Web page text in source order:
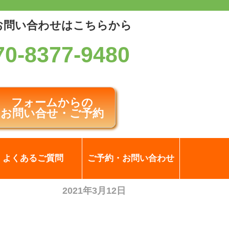
問い合わせはこちらから
8377-9480
フォームからの
お問い合せ・ご予約
よくあるご質問 ご予約・お問い合わせ
2021年3月12日